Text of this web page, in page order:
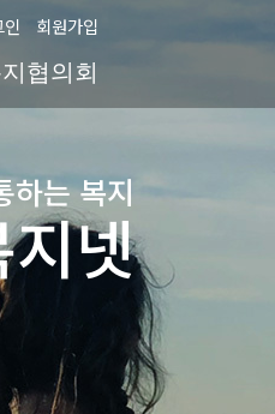
회원가입
협의회
하는 복지
넷